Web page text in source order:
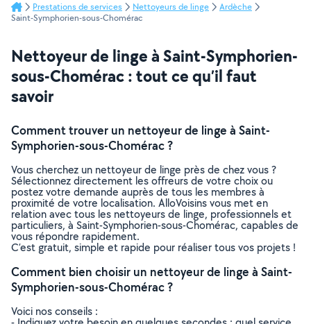
Prestations de services Nettoyeurs de linge
Ardèche
Saint-Symphorien-sous-Chomérac
Nettoyeur de linge à Saint-Symphorien-
sous-Chomérac : tout ce qu’il faut
savoir
Comment trouver un nettoyeur de linge à Saint-
Symphorien-sous-Chomérac ?
Vous cherchez un nettoyeur de linge près de chez vous ?
Sélectionnez directement les offreurs de votre choix ou
postez votre demande auprès de tous les membres à
proximité de votre localisation. AlloVoisins vous met en
relation avec tous les nettoyeurs de linge, professionnels et
particuliers, à Saint-Symphorien-sous-Chomérac, capables de
vous répondre rapidement.
C’est gratuit, simple et rapide pour réaliser tous vos projets !
Comment bien choisir un nettoyeur de linge à Saint-
Symphorien-sous-Chomérac ?
Voici nos conseils :